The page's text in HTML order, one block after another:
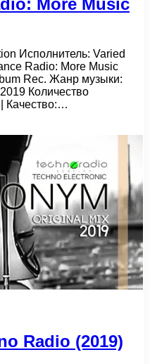
More Music
Исполнитель: Varied
Radio: More Music
Rec. Жанр музыки:
Количество
Качество:…
Radio (2019)